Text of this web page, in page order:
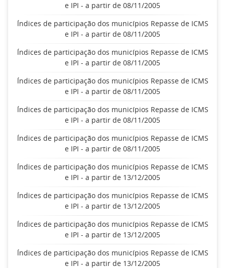
e IPI - a partir de 08/11/2005
Índices de participação dos municípios Repasse de ICMS
e IPI - a partir de 08/11/2005
Índices de participação dos municípios Repasse de ICMS
e IPI - a partir de 08/11/2005
Índices de participação dos municípios Repasse de ICMS
e IPI - a partir de 08/11/2005
Índices de participação dos municípios Repasse de ICMS
e IPI - a partir de 08/11/2005
Índices de participação dos municípios Repasse de ICMS
e IPI - a partir de 08/11/2005
Índices de participação dos municípios Repasse de ICMS
e IPI - a partir de 13/12/2005
Índices de participação dos municípios Repasse de ICMS
e IPI - a partir de 13/12/2005
Índices de participação dos municípios Repasse de ICMS
e IPI - a partir de 13/12/2005
Índices de participação dos municípios Repasse de ICMS
e IPI - a partir de 13/12/2005